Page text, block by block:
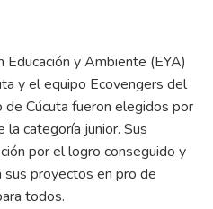
y Ambiente (EYA)
y el equipo Ecovengers del
de Cúcuta fueron elegidos por
la categoría junior. Sus
por el logro conseguido y
proyectos en pro de
todos.